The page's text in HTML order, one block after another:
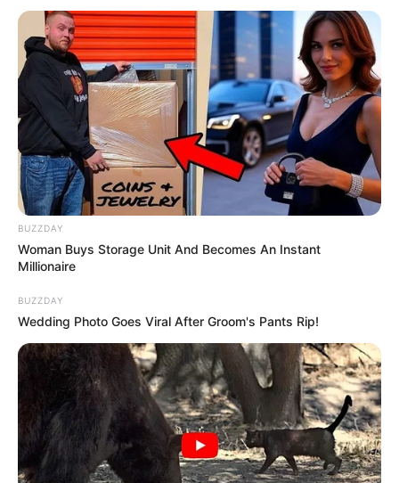
BUZZDAY
Woman Buys Storage Unit And Becomes An Instant
Millionaire
BUZZDAY
Wedding Photo Goes Viral After Groom's Pants Rip!